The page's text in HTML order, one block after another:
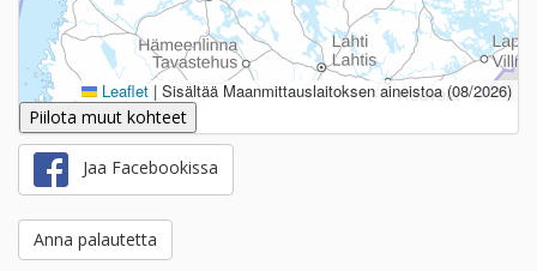
Leaflet | Sisältää Maanmittauslaitoksen aineistoa (08/2026)
Piilota muut kohteet
Jaa Facebookissa
Anna palautetta